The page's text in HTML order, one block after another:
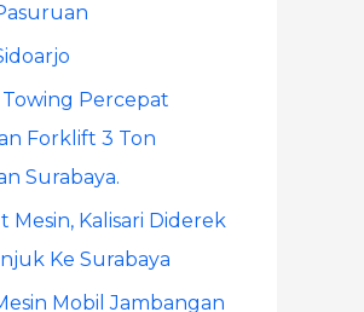
Percepat
Forklift 3 Ton
Surabaya.
Mesin, Kalisari Diderek
Ke Surabaya
Mobil Jambangan